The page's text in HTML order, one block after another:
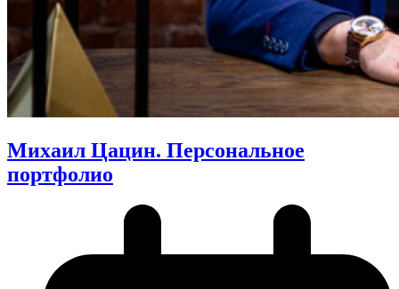
Михаил Цацин. Персональное
портфолио